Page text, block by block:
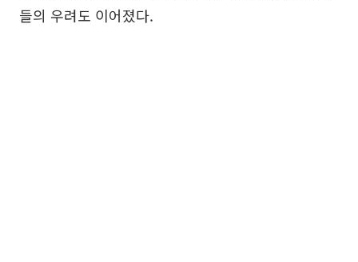
들의 우려도 이어졌다.